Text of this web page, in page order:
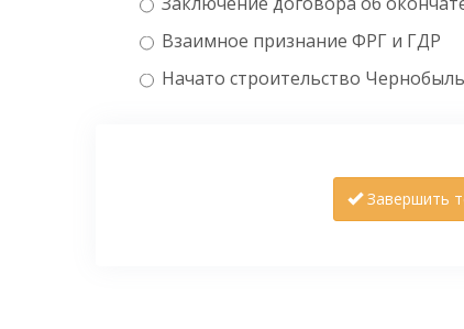
Взаимное признание ФРГ и ГДР
Начато строительство
Завершить